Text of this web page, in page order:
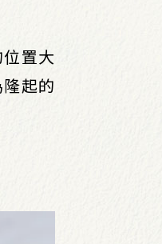
置大
起的